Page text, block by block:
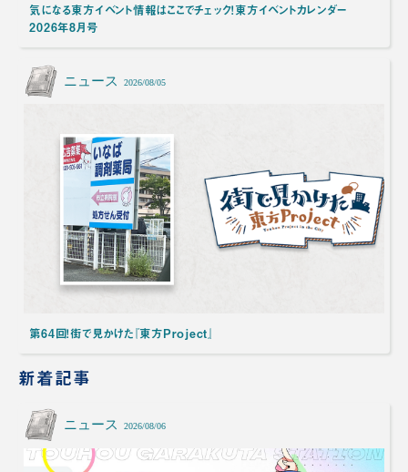
気になる東方イベント情報はここでチェック！東方イベントカレンダー
2026年8月号
ニュース 2026/08/05
第64回！街で見かけた『東方Project』
新着記事
ニュース 2026/08/06